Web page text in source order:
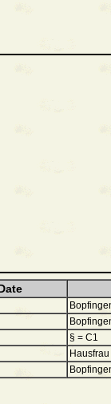
§ = C1
Hausfrau